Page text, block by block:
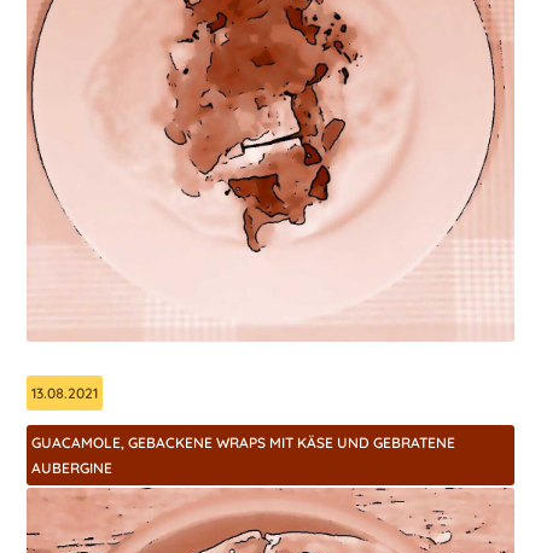
13.08.2021
GUACAMOLE, GEBACKENE WRAPS MIT KÄSE UND GEBRATENE
AUBERGINE